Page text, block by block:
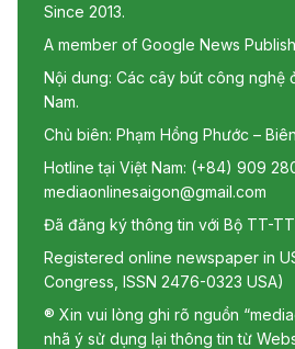
Since 2013.
A member of Google News
Nội dung: Các cây bút công nghệ
Nam.
Chủ biên: Phạm Hồng Phước –
Hotline tại Việt Nam: (+84) 909
mediaonlinesaigon@gmail.com
Đã đăng ký thông tin với Bộ TT-
Registered online newspaper in
Congress, ISSN 2476-0323 USA)
® Xin vui lòng ghi rõ nguồn
nhã ý sử dụng lại thông tin từ